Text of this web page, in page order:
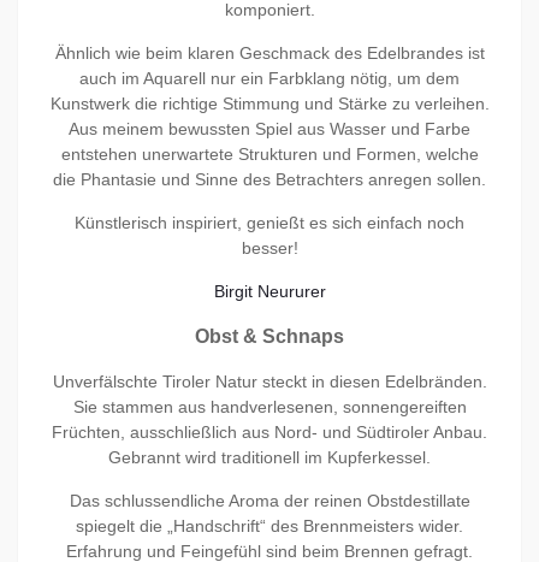
komponiert.
Ähnlich wie beim klaren Geschmack des Edelbrandes ist
auch im Aquarell nur ein Farbklang nötig, um dem
Kunstwerk die richtige Stimmung und Stärke zu verleihen.
Aus meinem bewussten Spiel aus Wasser und Farbe
entstehen unerwartete Strukturen und Formen, welche
die Phantasie und Sinne des Betrachters anregen sollen.
Künstlerisch inspiriert, genießt es sich einfach noch
besser!
Birgit Neururer
Obst & Schnaps
Unverfälschte Tiroler Natur steckt in diesen Edelbränden.
Sie stammen aus handverlesenen, sonnengereiften
Früchten, ausschließlich aus Nord- und Südtiroler Anbau.
Gebrannt wird traditionell im Kupferkessel.
Das schlussendliche Aroma der reinen Obstdestillate
spiegelt die „Handschrift“ des Brennmeisters wider.
Erfahrung und Feingefühl sind beim Brennen gefragt.